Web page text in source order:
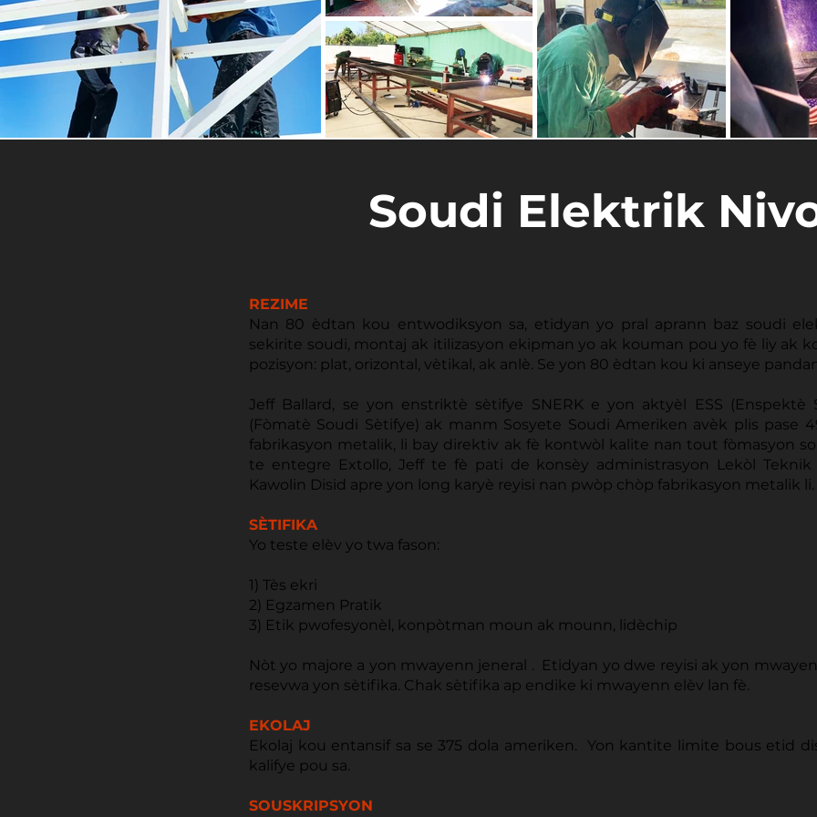
Soudi Elektrik
REZIME
Nan 80 èdtan kou entwodiksyon sa, etidyan yo pral aprann baz soudi
sekirite soudi, montaj ak itilizasyon ekipman yo ak kouman pou yo fè liy ak
pozisyon: plat, orizontal, vètikal, ak anlè. Se yon 80 èdtan kou ki anseye
Jeff Ballard, se yon enstriktè sètifye SNERK e yon aktyèl ESS (Enspektè
(Fòmatè Soudi Sètifye) ak manm Sosyete Soudi Ameriken avèk plis pase
fabrikasyon metalik, li bay direktiv ak fè kontwòl kalite nan tout fòmasyon
te entegre Extollo, Jeff te fè pati de konsèy administrasyon Lekòl Teknik
Kawolin Disid apre yon long karyè reyisi nan pwòp chòp fabrikasyon metalik li.
SÈTIFIKA
Yo teste elèv yo twa fason:
1) Tès ekri
2) Egzamen Pratik
3) Etik pwofesyonèl, konpòtman moun ak mounn, lidèchip
Nòt yo majore a yon mwayenn jeneral . Etidyan yo dwe reyisi ak yon
resevwa yon sètifika. Chak sètifika ap endike ki mwayenn elèv lan fè.
EKOLAJ
Ekolaj kou entansif sa se 375 dola ameriken. Yon kantite limite bous etid
kalifye pou sa.
SOUSKRIPSYON